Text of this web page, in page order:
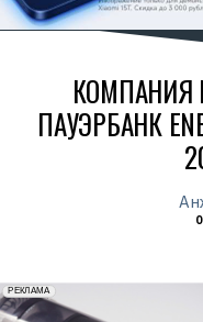
КОМПАНИЯ
ПАУЭРБАНК
erid: 2VfnxxmNzs5
РЕКЛАМА